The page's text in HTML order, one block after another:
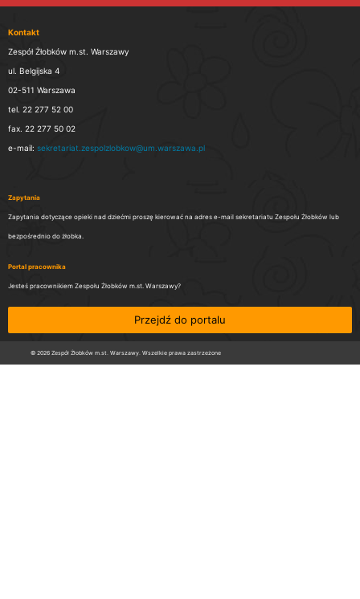
Kontakt
Zespół Żłobków m.st. Warszawy
ul. Belgijska 4
02-511 Warszawa
tel. 22 277 52 00
fax. 22 277 50 02
e-mail: sekretariat.zespolzlobkow@um.warszawa.pl
Zapytania
Zapytania dotyczące opieki nad dziećmi proszę kierować na adres e-mail sekretariatu Zespołu Żłobków lub
bezpośrednio do żłobka.
Portal pracownika
Jesteś pracownikiem Zespołu Żłobków m.st. Warszawy?
Przejdź do portalu
© 2026 Zespół Żłobków m.st. Warszawy. Wszelkie prawa zastrzeżone